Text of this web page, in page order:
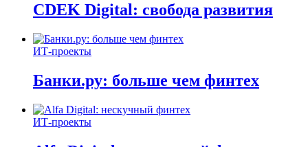
CDEK Digital: свобода развития
ИТ-проекты
Банки.ру: больше чем финтех
ИТ-проекты